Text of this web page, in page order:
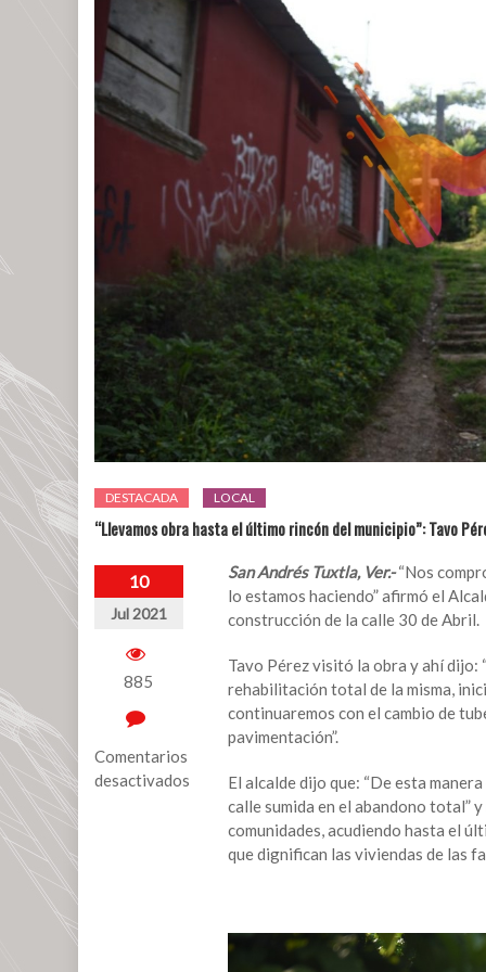
DESTACADA LOCAL
“Llevamos obra hasta el último rincón del municipio”: Tavo
10
Jul 2021
885
Comentarios
desactivados
San Andrés Tuxtla, Ver.-“Nos
lo estamos haciendo” afirmó el
construcción de la calle 30 de Abril.
Tavo Pérez visitó la obra y ahí
rehabilitación total de la misma,
continuaremos con el cambio de
pavimentación”.
El alcalde dijo que: “De esta
calle sumida en el abandono total”
comunidades, acudiendo hasta el
que dignifican las viviendas de las